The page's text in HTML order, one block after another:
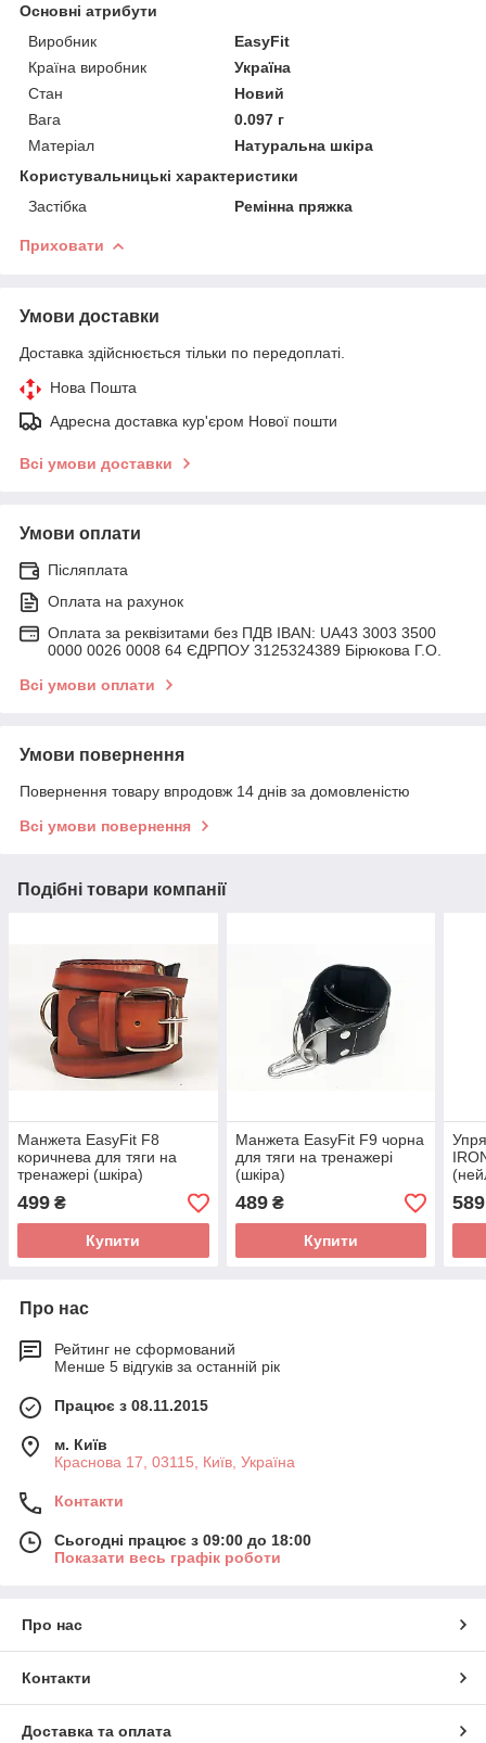
Основні атрибути
Виробник
EasyFit
Країна виробник
Україна
Стан
Новий
Вага
0.097 г
Матеріал
Натуральна шкіра
Користувальницькі характеристики
Застібка
Ремінна пряжка
Приховати
Умови доставки
Доставка здійснюється тільки по передоплаті.
Нова Пошта
Адресна доставка кур'єром Нової пошти
Всі умови доставки
Умови оплати
Післяплата
Оплата на рахунок
Оплата за реквізитами без ПДВ IBAN: UA43 3003 3500
0000 0026 0008 64 ЄДРПОУ 3125324389 Бірюкова Г.О.
Всі умови оплати
Умови повернення
Повернення товару впродовж 14 днів за домовленістю
Всі умови повернення
Подібні товари компанії
Манжета EasyFit F8
коричнева для тяги на
тренажері (шкіра)
499 ₴
Купити
Манжета EasyFit F9 чорна
для тяги на тренажері
(шкіра)
489₴
Купити
589
Про нас
Рейтинг не сформований
Менше 5 відгуків за останній рік
Працює з 08.11.2015
м. Київ
Краснова 17, 03115, Київ, Україна
Контакти
Сьогодні працює з 09:00 до 18:00
Показати весь графік роботи
Про нас
Контакти
Доставка та оплата